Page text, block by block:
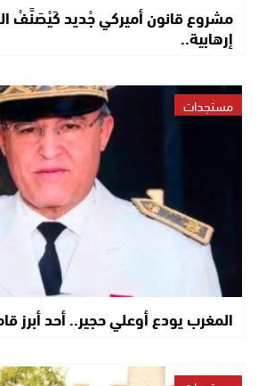
مشروع قانون أميركي جْديد كَيْصَنَّفْ
إرهابية..
مستجدات
المغرب يودع أوعلي حجير.. أحد أبرز